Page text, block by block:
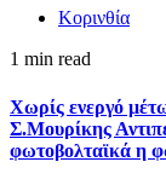
Κορινθία
1 min read
Χωρίς ενεργό
Σ.Μουρίκης
φωτοβολταϊκά η